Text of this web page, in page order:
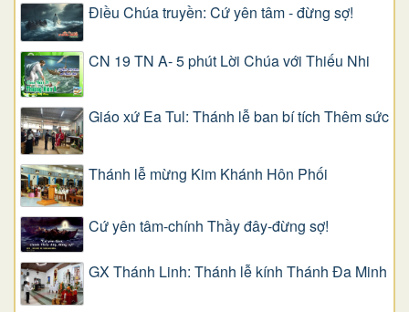
Điều Chúa truyền: Cứ yên tâm - đừng sợ!
CN 19 TN A- 5 phút Lời Chúa với Thiếu Nhi
Giáo xứ Ea Tul: Thánh lễ ban bí tích Thêm sức
Thánh lễ mừng Kim Khánh Hôn Phối
Cứ yên tâm-chính Thầy đây-đừng sợ!
GX Thánh Linh: Thánh lễ kính Thánh Đa Minh